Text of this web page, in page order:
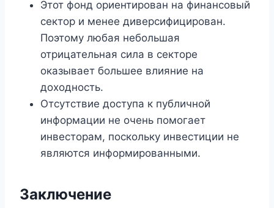
Этот фонд ориентирован на финансовый
сектор и менее диверсифицирован.
Поэтому любая небольшая
отрицательная сила в секторе
оказывает большее влияние на
доходность.
Отсутствие доступа к публичной
информации не очень помогает
инвесторам, поскольку инвестиции не
являются информированными.
Заключение